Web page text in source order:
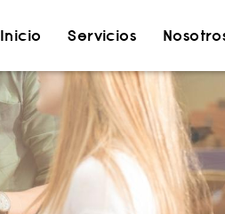
Inicio Servicios